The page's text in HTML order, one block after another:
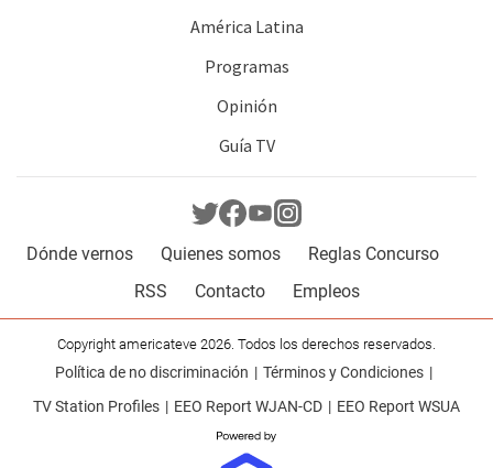
América Latina
Programas
Opinión
Guía TV
Dónde vernos Quienes somos
Reglas Concurso
RSS
Contacto Empleos
Copyright americateve 2026. Todos los derechos reservados.
Política de no discriminación
Términos y Condiciones
TV Station Profiles
EEO Report WJAN-CD EEO Report WSUA